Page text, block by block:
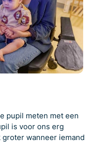
pupil meten met een
is voor ons erg
wanneer iemand